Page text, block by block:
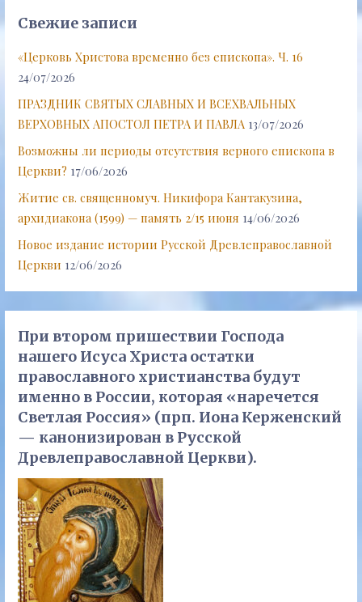
Свежие записи
«Церковь Христова временно без епископа». Ч. 16
24/07/2026
ПРАЗДНИК СВЯТЫХ СЛАВНЫХ И ВСЕХВАЛЬНЫХ
ВЕРХОВНЫХ АПОСТОЛ ПЕТРА И ПАВЛА 13/07/2026
Возможны ли периоды отсутствия верного епископа в
Церкви? 17/06/2026
Житие св. священномуч. Никифора Кантакузина,
архидиакона (1599) — память 2/15 июня 14/06/2026
Новое издание истории Русской Древлеправославной
Церкви 12/06/2026
При втором пришествии Господа
нашего Исуса Христа остатки
православного христианства будут
именно в России, которая «наречется
Светлая Россия» (прп. Иона Керженский
— канонизирован в Русской
Древлеправославной Церкви).